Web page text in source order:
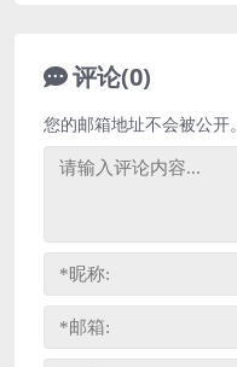
评论(0)
您的邮箱地址不会被公开。